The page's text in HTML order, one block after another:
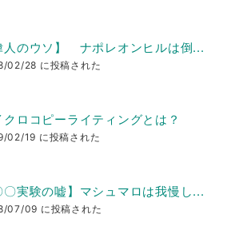
人のウソ】 ナポレオンヒルは倒...
02/28 に投稿された
クロコピーライティングとは？
02/19 に投稿された
〇実験の嘘】マシュマロは我慢し...
07/09 に投稿された